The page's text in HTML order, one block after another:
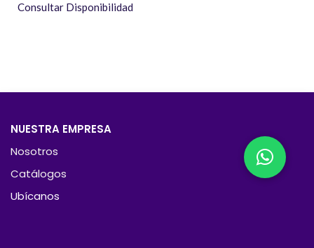
Consultar Disponibilidad
NUESTRA EMPRESA
Nosotros
Catálogos
Ubícanos